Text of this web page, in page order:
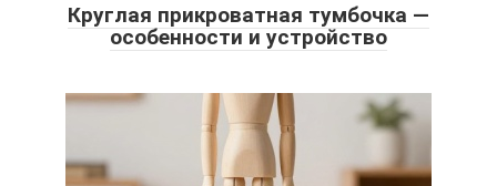
Круглая прикроватная тумбочка —
особенности и устройство